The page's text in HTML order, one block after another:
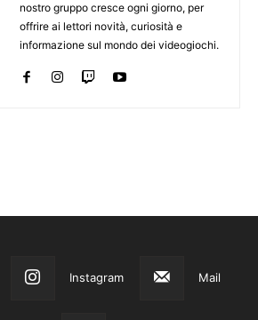
nostro gruppo cresce ogni giorno, per
offrire ai lettori novità, curiosità e
informazione sul mondo dei videogiochi.
Instagram Mail